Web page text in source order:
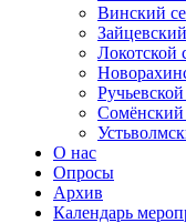
Винский
Локотской
Сомёнский
О нас
Опросы
Архив
Календарь